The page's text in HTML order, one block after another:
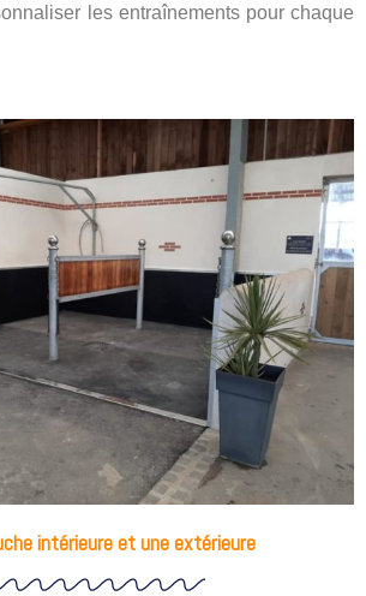
les entraînements pour chaque
intérieure et une extérieure